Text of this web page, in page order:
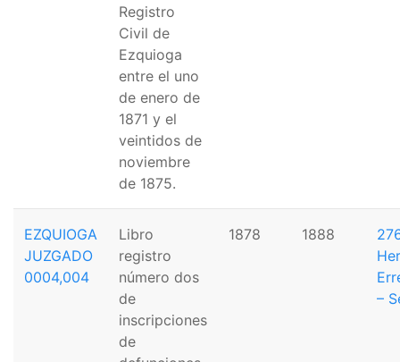
Registro
Civil de
Ezquioga
entre el uno
de enero de
1871 y el
veintidos de
noviembre
de 1875.
EZQUIOGA
JUZGADO
0004,004
Libro
registro
número dos
de
inscripciones
de
1878 1888
–